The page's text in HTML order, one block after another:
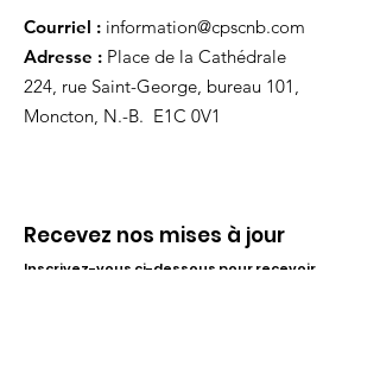
Courriel : information@cpscnb.com
Adresse : Place de la Cathédrale
224, rue Saint-George, bureau 101,
Moncton, N.-B. E1C 0V1
Recevez nos mises à jour
Inscrivez-vous ci-dessous pour recevoir